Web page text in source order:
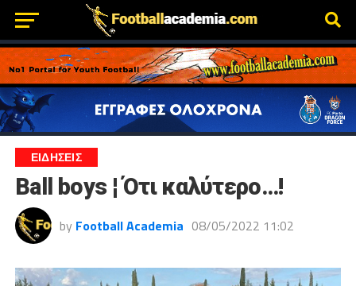
ΕΙΔΗΣΕΙΣ
Ball boys ¦ Ότι καλύτερο…!
by Football Academia 08/05/2022 11:02